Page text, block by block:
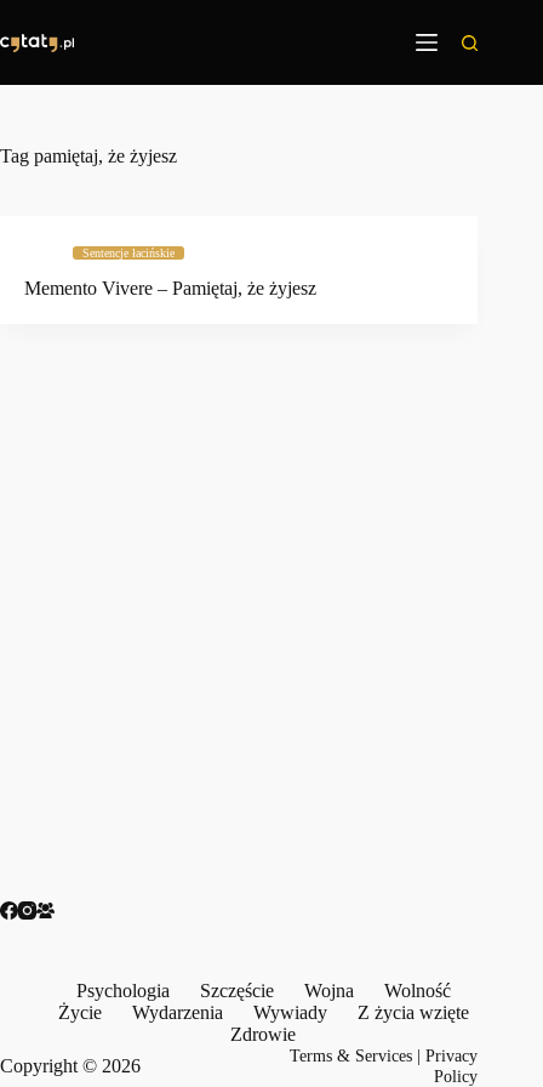
treści
Tag pamiętaj, że żyjesz
Sentencje łacińskie
Memento Vivere – Pamiętaj, że żyjesz
Psychologia Szczęście Wojna
Wolność
Życie
Wydarzenia Wywiady
Z życia wzięte
Zdrowie
Copyright © 2026
Terms & Services |Privacy
Policy